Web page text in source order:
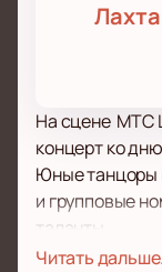
На сцене МТС
концерт ко
Юные танцоры
и групповые
таланты.
Артисты
Читать